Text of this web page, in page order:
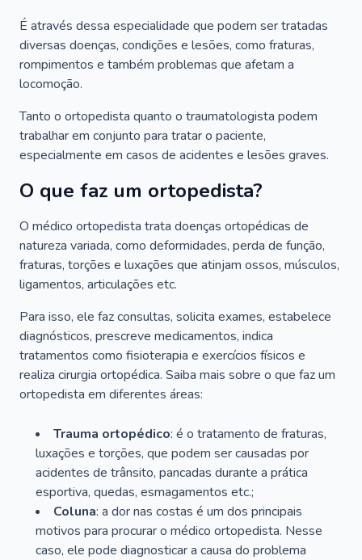
É através dessa especialidade que podem ser tratadas
diversas doenças, condições e lesões, como fraturas,
rompimentos e também problemas que afetam a
locomoção.
Tanto o ortopedista quanto o traumatologista podem
trabalhar em conjunto para tratar o paciente,
especialmente em casos de acidentes e lesões graves.
O que faz um ortopedista?
O médico ortopedista trata doenças ortopédicas de
natureza variada, como deformidades, perda de função,
fraturas, torções e luxações que atinjam ossos, músculos,
ligamentos, articulações etc.
Para isso, ele faz consultas, solicita exames, estabelece
diagnósticos, prescreve medicamentos, indica
tratamentos como fisioterapia e exercícios físicos e
realiza cirurgia ortopédica. Saiba mais sobre o que faz um
ortopedista em diferentes áreas:
Trauma ortopédico: é o tratamento de fraturas,
luxações e torções, que podem ser causadas por
acidentes de trânsito, pancadas durante a prática
esportiva, quedas, esmagamentos etc.;
Coluna: a dor nas costas é um dos principais
motivos para procurar o médico ortopedista. Nesse
caso, ele pode diagnosticar a causa do problema